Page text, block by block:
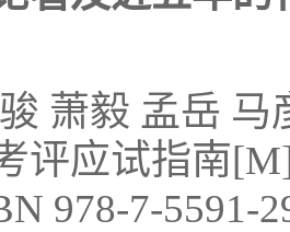
萧毅 孟岳
评应试指南
978-7-5591-